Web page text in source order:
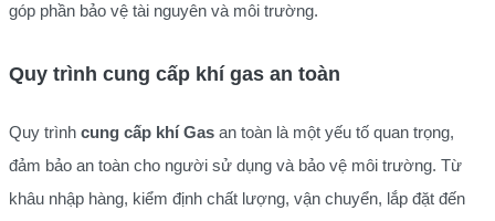
góp phần bảo vệ tài nguyên và môi trường.
Quy trình cung cấp khí gas an toàn
Quy trình cung cấp khí Gas an toàn là một yếu tố quan trọng,
đảm bảo an toàn cho người sử dụng và bảo vệ môi trường. Từ
khâu nhập hàng, kiểm định chất lượng, vận chuyển, lắp đặt đến